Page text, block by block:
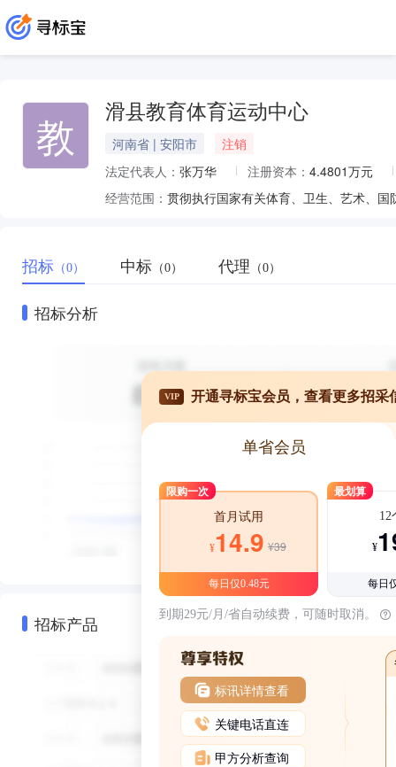
教 滑县教育体育运动中心
河南省 | 安阳市
注销
法定代表人： 张万华 注册资本： 4.4801万元
经营范围：
招标 （0） 中标 （0） 代理 （0）
招标分析
招标产品
VIP 开通寻标宝会员，查看更多招采
单省会员
限购一次
首月试用
¥14.9 ¥39
每日仅0.48元
最划算
12
¥
每日
到期29元/月/省自动续费，可随时取消。
标讯详情查看
关键电话直连
甲方分析查询